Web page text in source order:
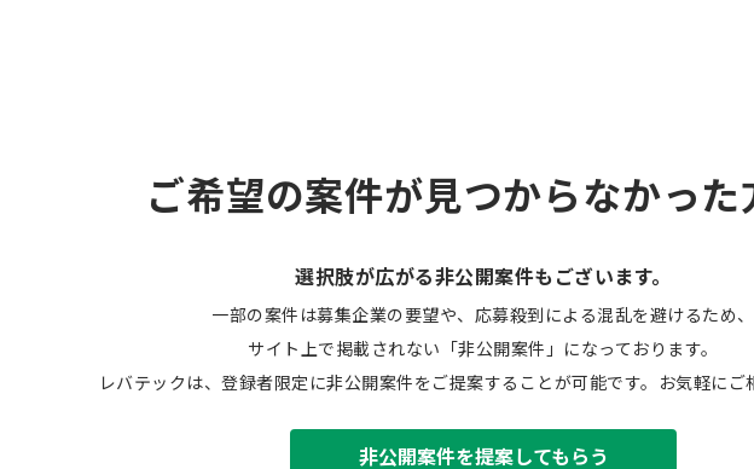
ご希望の案件が見つからなかった
選択肢が広がる非公開案件もございます。
一部の案件は募集企業の要望や、応募殺到による混乱を避けるため、
サイト上で掲載されない「非公開案件」になっております。
レバテックは、登録者限定に非公開案件をご提案することが可能です。お気軽にご
非公開案件を提案してもらう